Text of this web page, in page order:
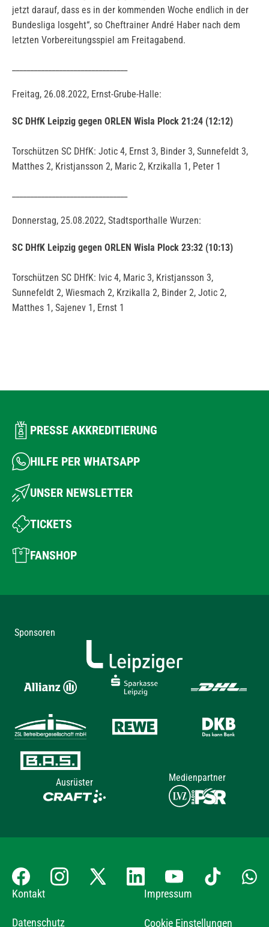
jetzt darauf, dass es in der kommenden Woche endlich in der
Bundesliga losgeht“, so Cheftrainer André Haber nach dem
letzten Vorbereitungsspiel am Freitagabend.
Freitag, 26.08.2022, Ernst-Grube-Halle:
SC DHfK Leipzig gegen ORLEN Wisla Plock 21:24 (12:12)
Torschützen SC DHfK: Jotic 4, Ernst 3, Binder 3, Sunnefeldt 3,
Matthes 2, Kristjansson 2, Maric 2, Krzikalla 1, Peter 1
Donnerstag, 25.08.2022, Stadtsporthalle Wurzen:
SC DHfK Leipzig gegen ORLEN Wisla Plock 23:32 (10:13)
Torschützen SC DHfK: Ivic 4, Maric 3, Kristjansson 3,
Sunnefeldt 2, Wiesmach 2, Krzikalla 2, Binder 2, Jotic 2,
Matthes 1, Sajenev 1, Ernst 1
PRESSE AKKREDITIERUNG
HILFE PER WHATSAPP
UNSER NEWSLETTER
TICKETS
FANSHOP
Sponsoren
Ausrüster Medienpartner
Kontakt Impressum
Datenschutz Cookie Einstellungen